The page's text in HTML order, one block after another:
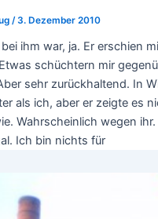
/3. Dezember 2010
ihm war, ja. Er erschien
schüchtern mir
sehr zurückhaltend. In
als ich, aber er zeigte es
Wahrscheinlich wegen
Ich bin nichts für